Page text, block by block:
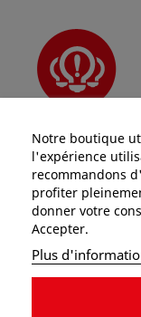
Innovant
Catégories
Informations
Notre boutique
l'expérience
recommandons
profiter
donner votre
Accepter.
Plus